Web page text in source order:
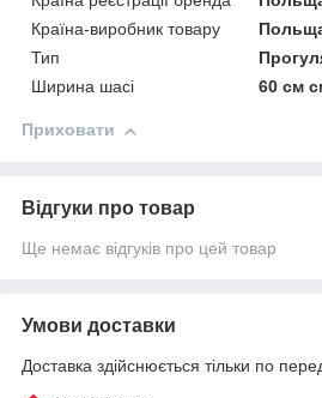
Країна-виробник товару
Тип
Ширина шасі
60 см
Приховати
Відгуки про товар
Ще немає відгуків про цей товар
Умови доставки
Доставка здійснюється тільки по